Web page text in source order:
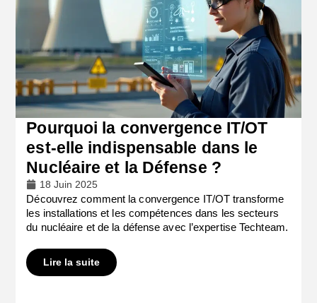
Pourquoi la convergence IT/OT
est-elle indispensable dans le
Nucléaire et la Défense ?
18 Juin 2025
Découvrez comment la convergence IT/OT transforme
les installations et les compétences dans les secteurs
du nucléaire et de la défense avec l’expertise Techteam.
Lire la suite